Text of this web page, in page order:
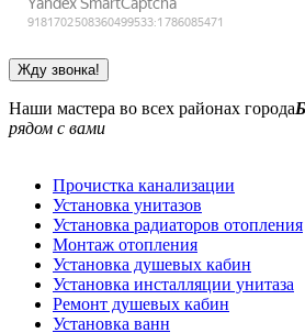
Наши мастера во всех районах города
рядом с вами
Прочистка канализации
Установка унитазов
Установка радиаторов отопления
Монтаж отопления
Установка душевых кабин
Установка инсталляции унитаза
Ремонт душевых кабин
Установка ванн